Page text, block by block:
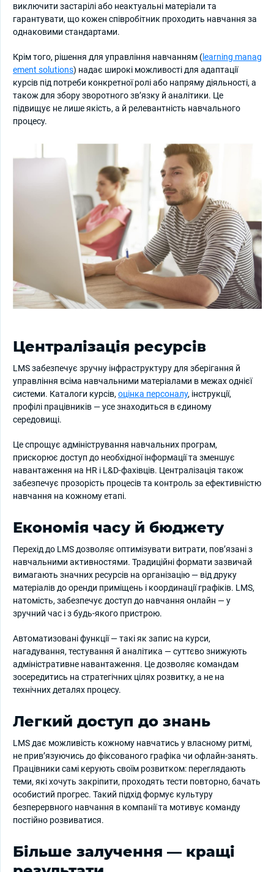
виключити застарілі або неактуальні матеріали та
гарантувати, що кожен співробітник проходить навчання за
однаковими стандартами.
Крім того, рішення для управління навчанням (learning manag
ement solutions) надає широкі можливості для адаптації
курсів під потреби конкретної ролі або напряму діяльності, а
також для збору зворотного зв’язку й аналітики. Це
підвищує не лише якість, а й релевантність навчального
процесу.
Централізація ресурсів
LMS забезпечує зручну інфраструктуру для зберігання й
управління всіма навчальними матеріалами в межах однієї
системи. Каталоги курсів, оцінка персоналу, інструкції,
профілі працівників — усе знаходиться в єдиному
середовищі.
Це спрощує адміністрування навчальних програм,
прискорює доступ до необхідної інформації та зменшує
навантаження на HR і L&D-фахівців. Централізація також
забезпечує прозорість процесів та контроль за ефективністю
навчання на кожному етапі.
Економія часу й бюджету
Перехід до LMS дозволяє оптимізувати витрати, пов’язані з
навчальними активностями. Традиційні формати зазвичай
вимагають значних ресурсів на організацію — від друку
матеріалів до оренди приміщень і координації графіків. LMS,
натомість, забезпечує доступ до навчання онлайн — у
зручний час і з будь-якого пристрою.
Автоматизовані функції — такі як запис на курси,
нагадування, тестування й аналітика — суттєво знижують
адміністративне навантаження. Це дозволяє командам
зосередитись на стратегічних цілях розвитку, а не на
технічних деталях процесу.
Легкий доступ до знань
LMS дає можливість кожному навчатись у власному ритмі,
не прив’язуючись до фіксованого графіка чи офлайн-занять.
Працівники самі керують своїм розвитком: переглядають
теми, які хочуть закріпити, проходять тести повторно, бачать
особистий прогрес. Такий підхід формує культуру
безперервного навчання в компанії та мотивує команду
постійно розвиватися.
Більше залучення — кращі